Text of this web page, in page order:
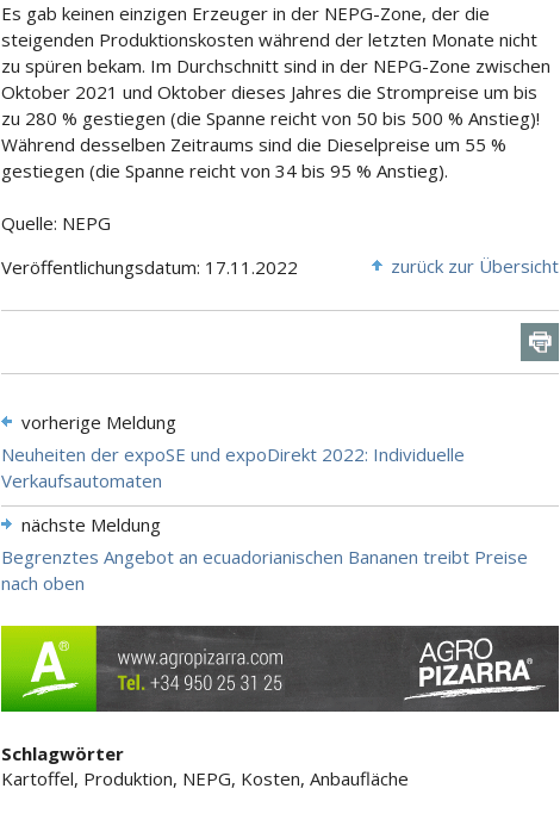
Es gab keinen einzigen Erzeuger in der NEPG-Zone, der die
steigenden Produktionskosten während der letzten Monate nicht
zu spüren bekam. Im Durchschnitt sind in der NEPG-Zone zwischen
Oktober 2021 und Oktober dieses Jahres die Strompreise um bis
zu 280 % gestiegen (die Spanne reicht von 50 bis 500 % Anstieg)!
Während desselben Zeitraums sind die Dieselpreise um 55 %
gestiegen (die Spanne reicht von 34 bis 95 % Anstieg).
Quelle: NEPG
Veröffentlichungsdatum: 17.11.2022
zurück zur Übersicht
vorherige Meldung
Neuheiten der expoSE und expoDirekt 2022: Individuelle
Verkaufsautomaten
nächste Meldung
Begrenztes Angebot an ecuadorianischen Bananen treibt Preise
nach oben
Schlagwörter
Kartoffel, Produktion, NEPG, Kosten, Anbaufläche